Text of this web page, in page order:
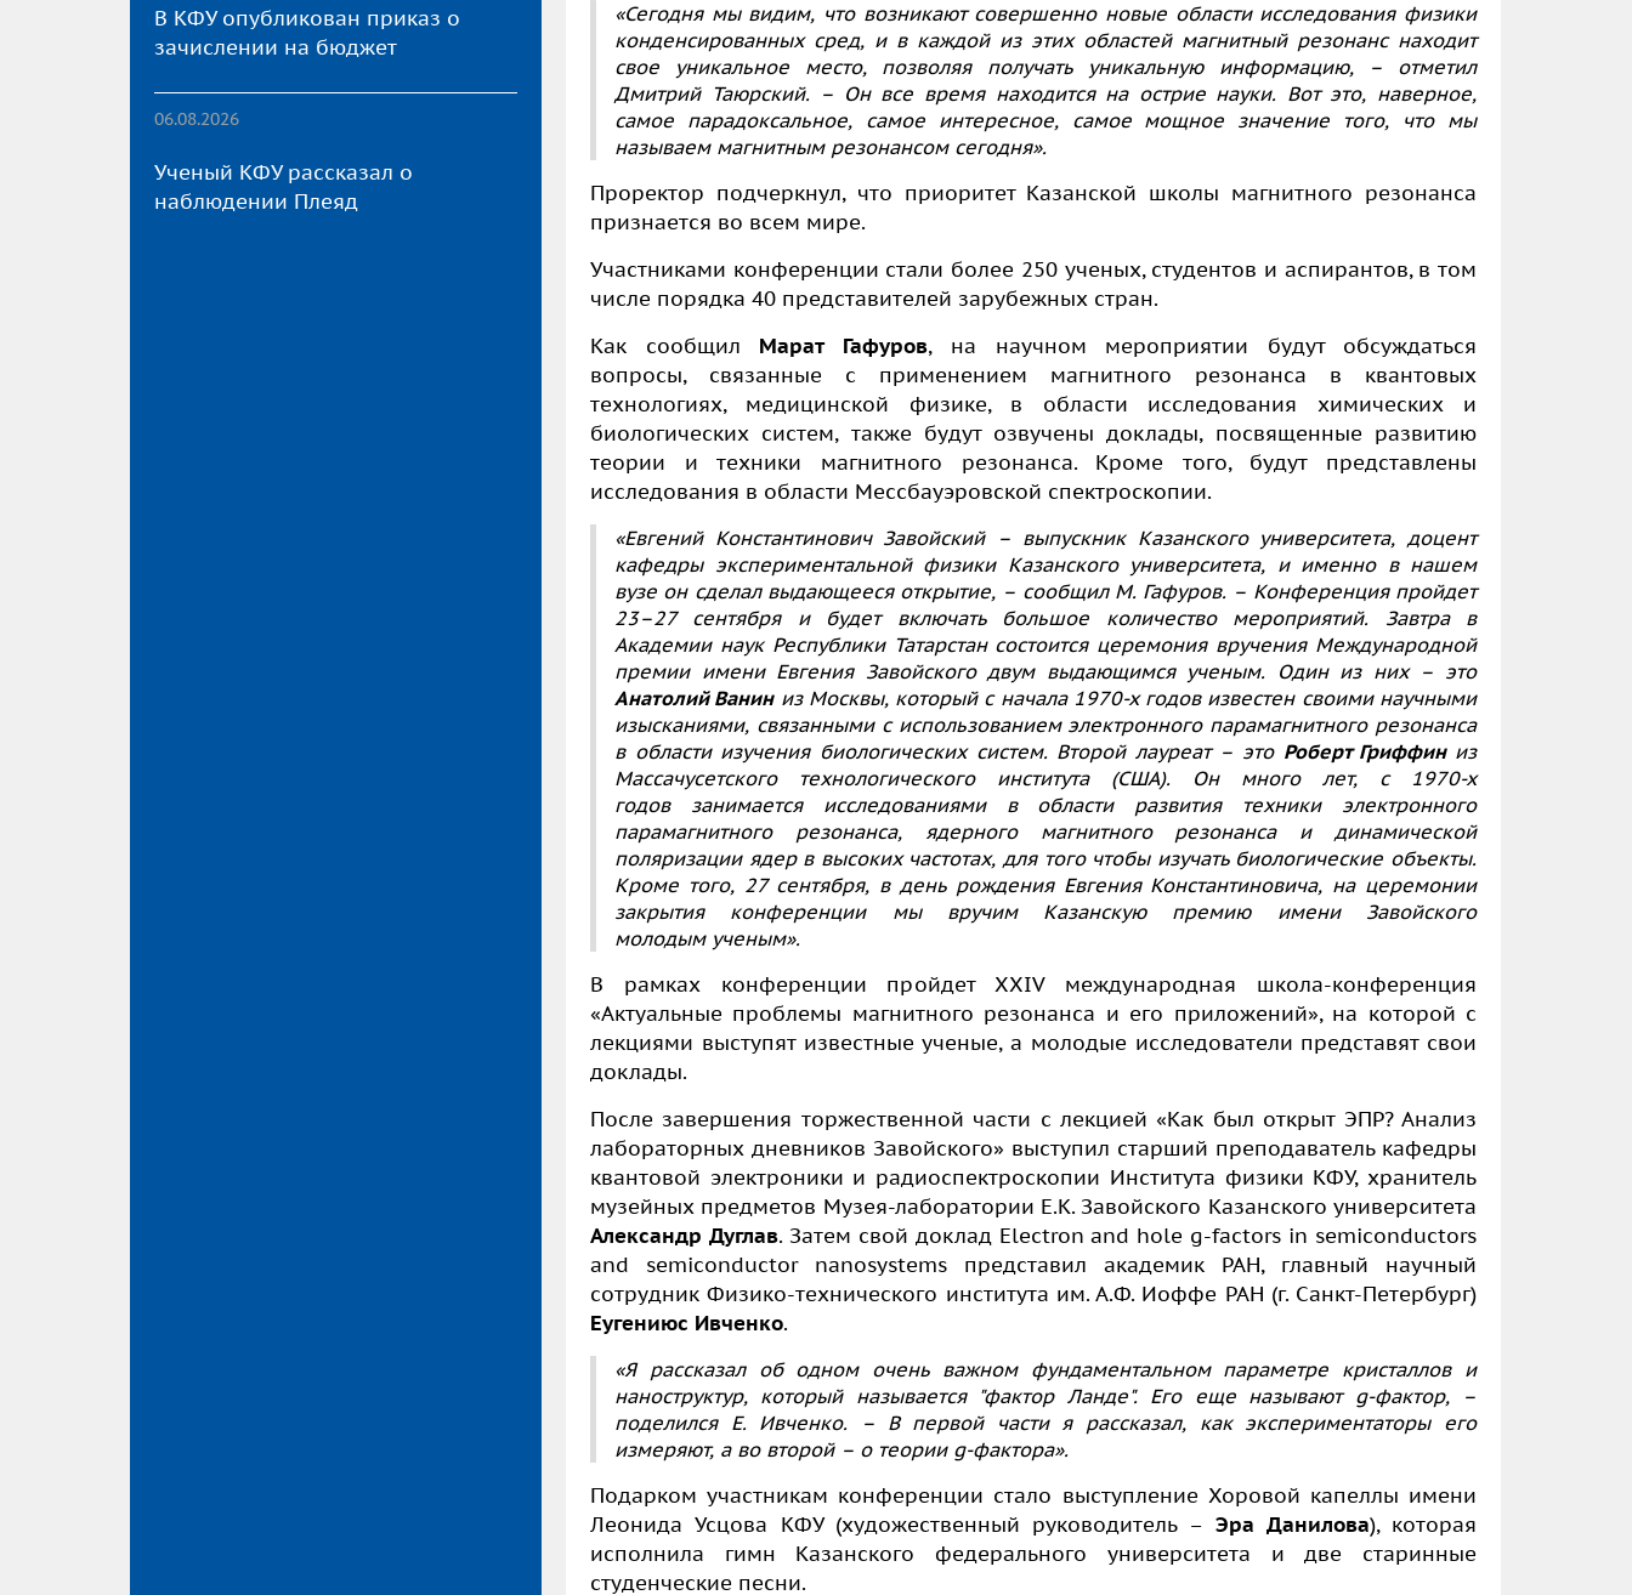
В КФУ опубликован приказ о
зачислении на бюджет
06.08.2026
Ученый КФУ рассказал о
наблюдении Плеяд
«Сегодня мы видим, что возникают совершенно новые области исследования физики
конденсированных сред, и в каждой из этих областей магнитный резонанс находит
свое уникальное место, позволяя получать уникальную информацию, – отметил
Дмитрий Таюрский. – Он все время находится на острие науки. Вот это, наверное,
самое парадоксальное, самое интересное, самое мощное значение того, что мы
называем магнитным резонансом сегодня».
Проректор подчеркнул, что приоритет Казанской школы магнитного резонанса
признается во всем мире.
Участниками конференции стали более 250 ученых, студентов и аспирантов, в том
числе порядка 40 представителей зарубежных стран.
Как сообщил Марат Гафуров,
на научном мероприятии будут обсуждаться
вопросы, связанные с применением магнитного резонанса в квантовых
технологиях, медицинской физике, в области исследования химических и
биологических систем, также будут озвучены доклады, посвященные развитию
теории и техники магнитного резонанса. Кроме того, будут представлены
исследования в области Мессбауэровской спектроскопии.
«Евгений Константинович Завойский – выпускник Казанского университета, доцент
кафедры экспериментальной физики Казанского университета, и именно в нашем
вузе он сделал выдающееся открытие, – сообщил М. Гафуров. – Конференция пройдет
23–27 сентября и будет включать большое количество мероприятий. Завтра в
Академии наук Республики Татарстан состоится церемония вручения Международной
премии имени Евгения Завойского двум выдающимся ученым. Один из них – это
Анатолий Ваниниз Москвы, который с начала 1970-х годов известен своими научными
изысканиями, связанными с использованием электронного парамагнитного резонанса
в области изучения биологических систем. Второй лауреат – это Роберт Гриффин из
Массачусетского технологического института (США). Он много лет, с 1970-х
годов занимается исследованиями в области развития техники электронного
парамагнитного резонанса, ядерного магнитного резонанса и динамической
поляризации ядер в высоких частотах, для того чтобы изучать биологические объекты.
Кроме того, 27 сентября, в день рождения Евгения Константиновича, на церемонии
закрытия конференции мы вручим Казанскую премию имени Завойского
молодым ученым».
В рамках конференции пройдет ХХIV международная школа-конференция
«Актуальные проблемы магнитного резонанса и его приложений», на которой с
лекциями выступят известные ученые, а молодые исследователи представят свои
доклады.
После завершения торжественной части с лекцией «Как был открыт ЭПР? Анализ
лабораторных дневников Завойского» выступил старший преподаватель кафедры
квантовой электроники и радиоспектроскопии Института физики КФУ, хранитель
музейных предметов Музея-лаборатории Е.К. Завойского Казанского университета
Александр Дуглав. Затем свой доклад Electron and hole g-factors in semiconductors
and semiconductor nanosystems представил академик РАН, главный научный
сотрудник Физико-технического института им. А.Ф. Иоффе РАН (г. Санкт-Петербург)
Еугениюс Ивченко.
«Я рассказал об одном очень важном фундаментальном параметре кристаллов и
наноструктур, который называется "фактор Ланде". Его еще называют g-фактор, –
поделился Е. Ивченко. – В первой части я рассказал, как экспериментаторы его
измеряют, а во второй – о теории g-фактора».
Подарком участникам конференции стало выступление Хоровой капеллы имени
Леонида Усцова КФУ (художественный руководитель – Эра Данилова), которая
исполнила гимн Казанского федерального университета и две старинные
студенческие песни.